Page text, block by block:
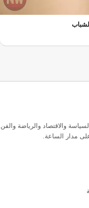
والاقتصاد والرياضة والفن
مدار الساعة.